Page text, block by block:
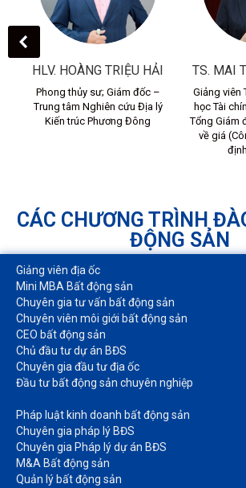
HLV. HOÀNG TRIỆU HẢI
Phong thủy sư; Giám đốc –
Trung tâm Nghiên cứu Địa lý
Kiến trúc Phương Đông
TS. MAI
Giảng viên
học Tài
Tổng Giám
về giá
CÁC CHƯƠNG TRÌNH
ĐỘNG SẢN
Giảng viên địa ốc
Mini MBA Bất động sản
Chuyên gia tư vấn bất động sản
Chuyên viên môi giới bất động sản​
CEO bất động sản
Chủ đầu tư dự án BĐS
Chuyên gia đầu tư địa ốc​
Đầu tư bất động sản chuyên nghiệp
Pháp luật kinh doanh bất động sản​
Chuyên gia pháp lý BĐS
Chuyên gia Pháp lý dự án BĐS
M&A Bất động sản​
Quản lý bất động sản